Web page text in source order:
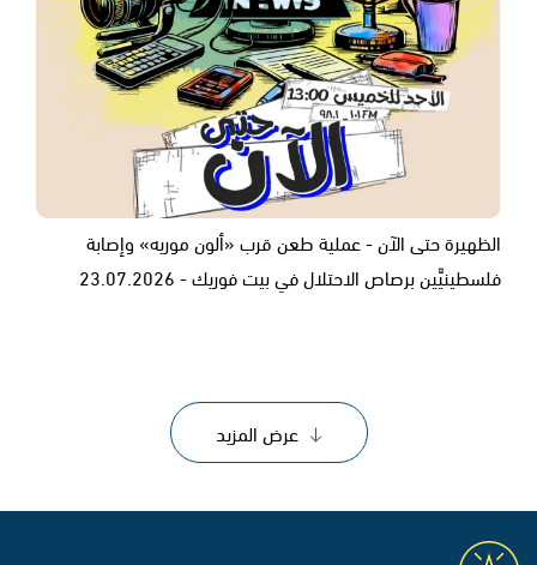
الظهيرة حتى الآن - عملية طعن قرب «ألون موريه» وإصابة
فلسطينيَّين برصاص الاحتلال في بيت فوريك - 23.07.2026
عرض المزيد